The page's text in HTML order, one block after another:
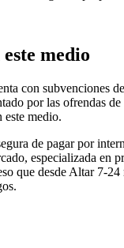
medio
con subvenciones
por las ofrendas
este medio.
de pagar por
especializada en
que desde Altar 7-24